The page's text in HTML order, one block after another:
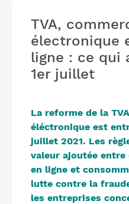
TVA,
électronique
ligne : ce qui
1er juillet
La reforme de la
éléctronique est
juillet 2021. Les
valeur ajoutée
en ligne et
lutte contre la
les entreprises